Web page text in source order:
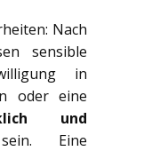
Nach
sensible
in
oder eine
und
Eine